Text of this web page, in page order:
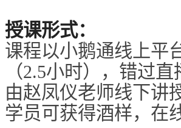
授课形式：
课程以小鹅通线上平
（2.5小时），错过
由赵凤仪老师线下讲
学员可获得酒样，在